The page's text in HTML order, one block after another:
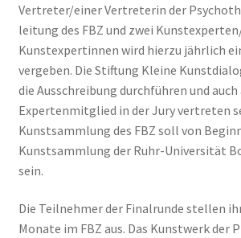
Vertreter/einer Vertreterin der
leitung des FBZ und zwei
Kunstexpertinnen wird hierzu jährlich
vergeben. Die Stiftung Kleine
die Ausschreibung durchführen und auch
Expertenmitglied in der Jury vertreten
Kunstsammlung des FBZ soll von
Kunstsammlung der Ruhr-Universität
sein.
Die Teilnehmer der Finalrunde stellen
Monate im FBZ aus. Das Kunstwerk der